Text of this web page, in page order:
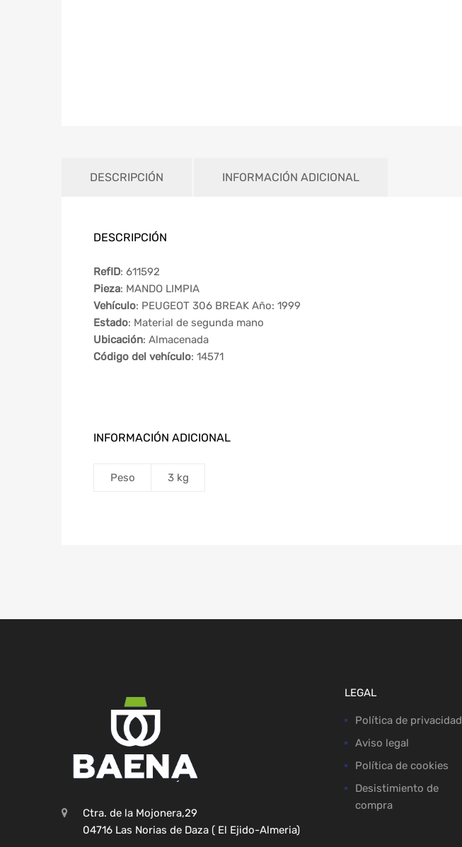
DESCRIPCIÓN INFORMACIÓN ADICIONAL
DESCRIPCIÓN
RefID: 611592
Pieza: MANDO LIMPIA
Vehículo: PEUGEOT 306 BREAK Año: 1999
Estado: Material de segunda mano
Ubicación: Almacenada
Código del vehículo: 14571
INFORMACIÓN ADICIONAL
Peso 3 kg
Ctra. de la Mojonera,29
04716 Las Norias de Daza ( El Ejido-Almeria)
LEGAL
Política de privacidad
Aviso legal
Política de cookies
Desistimiento de
compra